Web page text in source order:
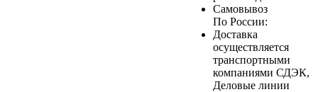
Самовывоз
По России:
Доставка
осуществляется
транспортными
компаниями СДЭК,
Деловые линии